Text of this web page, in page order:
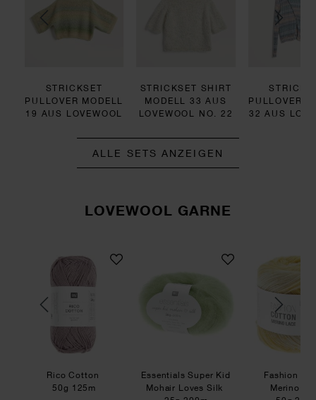
STRICKSET
PULLOVER MODELL
19 AUS LOVEWOOL
STRICKSET SHIRT
MODELL 33 AUS
LOVEWOOL NO. 22
PULLOVER
32 AUS
ALLE SETS ANZEIGEN
LOVEWOOL GARNE
Rico Cotton
50g 125m
Essentials Super Kid
Mohair Loves Silk
Fashion
Merino